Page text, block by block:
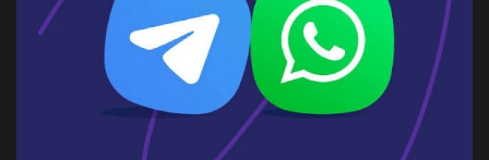
պատուհաններն ու դռները
08 Օգոստոս, 2026 21:46